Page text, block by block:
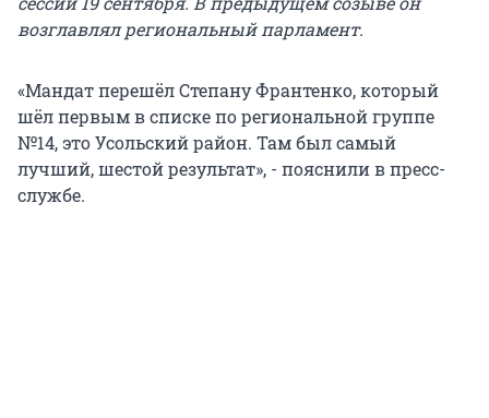
возглавлял региональный парламент.
«Мандат перешёл Степану Франтенко, который
шёл первым в списке по региональной группе
№14, это Усольский район. Там был самый
лучший, шестой результат», - пояснили в пресс-
службе.